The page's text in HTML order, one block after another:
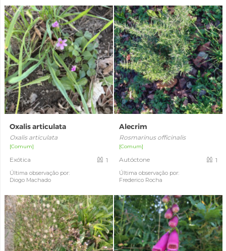
Oxalis articulata
Oxalis articulata
[Comum]
Exótica
Última observação por:
Diogo Machado
1
Alecrim
Rosmarinus officinalis
[Comum]
Autóctone
Última observação por:
Frederico Rocha
1